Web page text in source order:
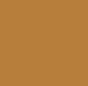
と戯れながら、